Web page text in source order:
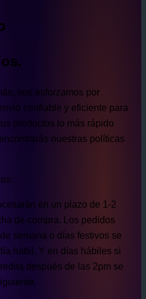
nos esforzamos por
confiable y eficiente para
productos lo más rápido
nuestras políticas
en un plazo de 1-2
de compra. Los pedidos
semana o días festivos se
hábil. Y en días hábiles si
después de las 2pm se